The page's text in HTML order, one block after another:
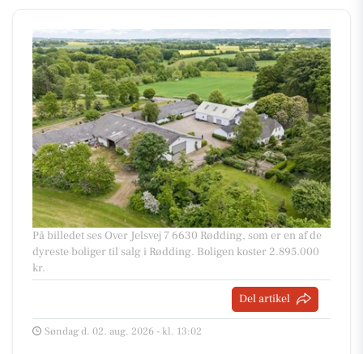
På billedet ses Over Jelsvej 7 6630 Rødding, som er en af de
dyreste boliger til salg i Rødding. Boligen koster 2.895.000
kr.
Del artikel
Søndag d. 02. aug. 2026 - kl. 13:02